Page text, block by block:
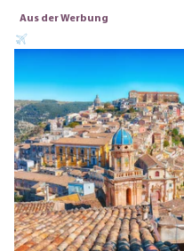
Aus der Werbung